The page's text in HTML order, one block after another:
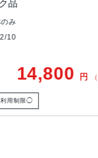
リ
ー容量
円 （税込）